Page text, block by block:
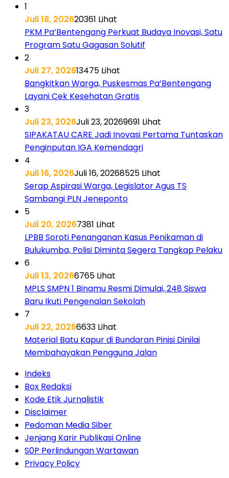
1
Juli 18, 202620361 Lihat
PKM Pa’Bentengang Perkuat Budaya Inovasi, Satu
Program Satu Gagasan Solutif
2
Juli 27, 202613475 Lihat
Bangkitkan Warga, Puskesmas Pa’Bentengang
Layani Cek Kesehatan Gratis
3
Juli 23, 2026Juli 23, 20269691 Lihat
SIPAKATAU CARE Jadi Inovasi Pertama Tuntaskan
Penginputan IGA Kemendagri
4
Juli 16, 2026Juli 16, 20268525 Lihat
Serap Aspirasi Warga, Legislator Agus TS
Sambangi PLN Jeneponto
5
Juli 20, 20267381 Lihat
LPBB Soroti Penanganan Kasus Penikaman di
Bulukumba, Polisi Diminta Segera Tangkap Pelaku
6
Juli 13, 20266765 Lihat
MPLS SMPN 1 Binamu Resmi Dimulai, 248 Siswa
Baru Ikuti Pengenalan Sekolah
7
Juli 22, 20266633 Lihat
Material Batu Kapur di Bundaran Pinisi Dinilai
Membahayakan Pengguna Jalan
Indeks
Box Redaksi
Kode Etik Jurnalistik
Disclaimer
Pedoman Media Siber
Jenjang Karir Publikasi Online
S0P Perlindungan Wartawan
Privacy Policy